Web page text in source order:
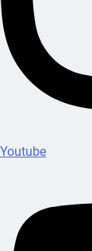
Youtube